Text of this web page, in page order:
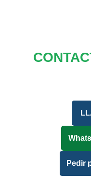
Pedir